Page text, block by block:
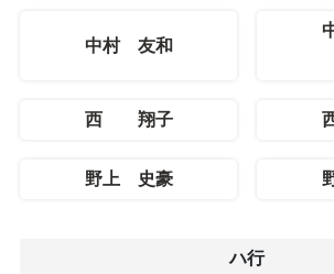
中村 友和
西 翔子
野上 史豪
ハ行